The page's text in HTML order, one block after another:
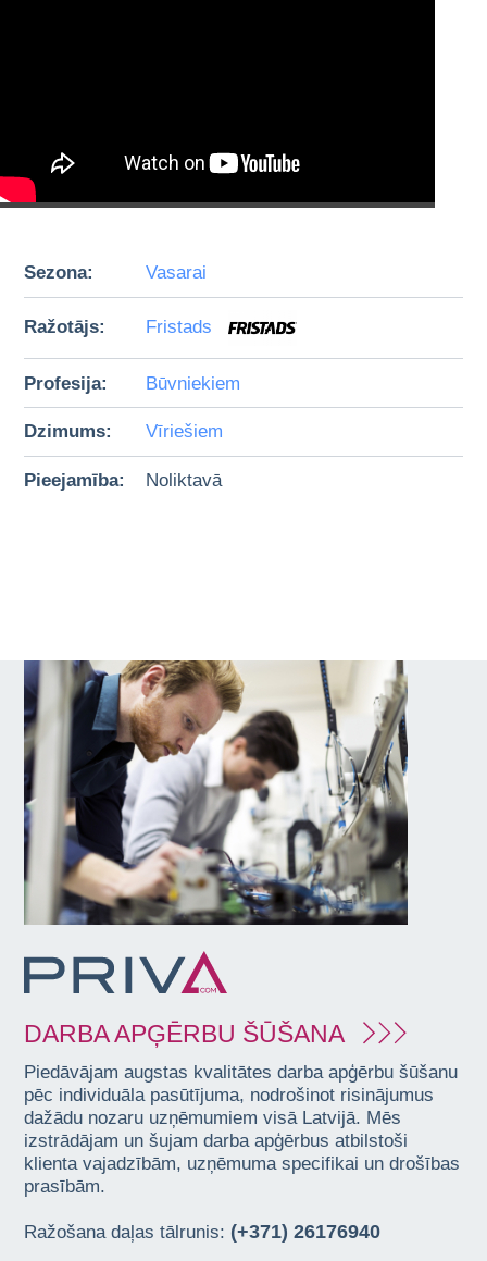
Sezona: Vasarai
Ražotājs: Fristads
Profesija: Būvniekiem
Dzimums: Vīriešiem
Pieejamība: Noliktavā
DARBA APĢĒRBU ŠŪŠANA
Piedāvājam augstas kvalitātes darba apģērbu šūšanu
pēc individuāla pasūtījuma, nodrošinot risinājumus
dažādu nozaru uzņēmumiem visā Latvijā. Mēs
izstrādājam un šujam darba apģērbus atbilstoši
klienta vajadzībām, uzņēmuma specifikai un drošības
prasībām.
Ražošana daļas tālrunis: (+371) 26176940